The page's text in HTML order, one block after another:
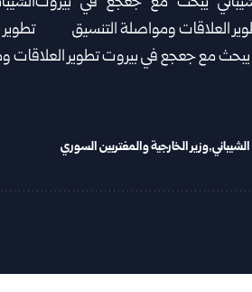
وزير الخارجية والمغتربين السوري